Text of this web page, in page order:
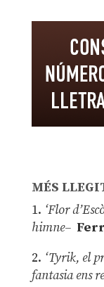
MÉS
1. ‘Flor
himne–
2. ‘Tyrik, el
fantasia ens